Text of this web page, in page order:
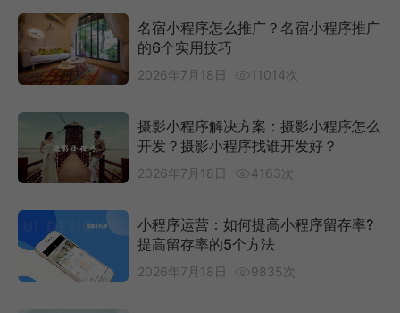
名宿小程序怎么推广？名宿小程序推广
的6个实用技巧
2026年7月18日 11014次
摄影小程序解决方案：摄影小程序怎么
开发？摄影小程序找谁开发好？
2026年7月18日 4163次
小程序运营：如何提高小程序留存率?
提高留存率的5个方法
2026年7月18日 9835次